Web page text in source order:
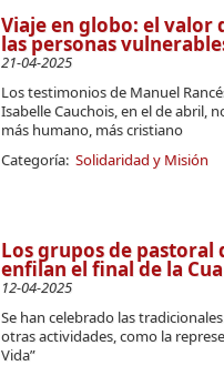
Viaje en globo: el valor
las personas
21-04-2025
Los testimonios de Manuel
Isabelle Cauchois, en el de abril,
más humano, más cristiano
Categoría: Solidaridad y Misión
Los grupos de
enfilan el final de la
12-04-2025
Se han celebrado las
otras actividades, como la
Vida”